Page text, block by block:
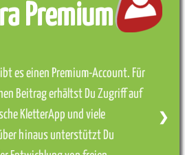
Premium
es einen Premium-Account. Für
Beitrag erhältst Du Zugriff auf
KletterApp und viele
hinaus unterstützt Du
❯